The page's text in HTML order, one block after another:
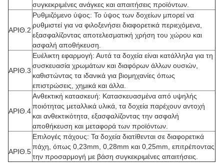
συγκεκριμένες ανάγκες και απαιτήσεις προϊόντων.
ΑΡΙΘ.2
Ρυθμιζόμενο ύψος: Το ύψος των δοχείων μπορεί να
ρυθμιστεί για να φιλοξενήσει διαφορετικά περιεχόμενα,
εξασφαλίζοντας αποτελεσματική χρήση του χώρου και
ασφαλή αποθήκευση.
ΑΡΙΘ.3
Ευέλικτη εφαρμογή: Αυτά τα δοχεία είναι κατάλληλα για τη
συσκευασία χρωμάτων και διαφόρων άλλων ουσιών,
καθιστώντας τα ιδανικά για βιομηχανίες όπως
επιστρώσεις, χημικά και άλλα.
ΑΡΙΘ.4
Ανθεκτική κατασκευή: Κατασκευασμένα από υψηλής
ποιότητας μεταλλικά υλικά, τα δοχεία παρέχουν αντοχή
και ανθεκτικότητα, εξασφαλίζοντας την ασφαλή
αποθήκευση και μεταφορά των προϊόντων.
ΑΡΙΘ.5
Επιλογές πάχους: Τα δοχεία διατίθενται σε διαφορετικά
πάχη, όπως 0,23mm, 0,28mm και 0,25mm, επιτρέποντας
την προσαρμογή με βάση συγκεκριμένες απαιτήσεις.